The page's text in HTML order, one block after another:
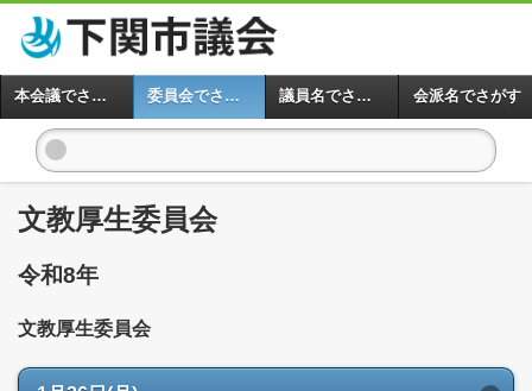
本会議でさがす 委員会でさがす 議員名でさがす 会派名でさがす
文教厚生委員会
令和8年
文教厚生委員会